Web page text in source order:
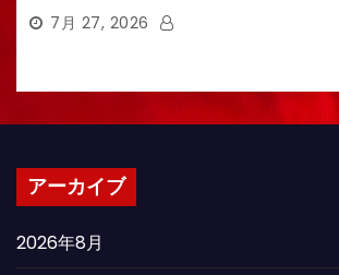
7月 27, 2026
アーカイブ
2026年8月